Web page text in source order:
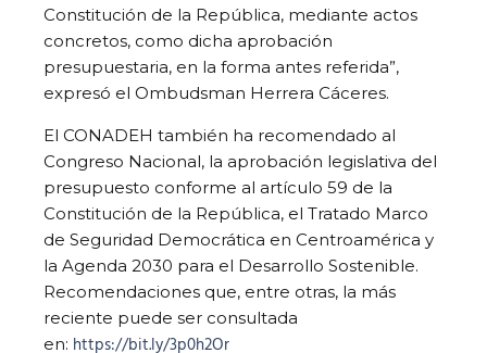
Constitución de la República, mediante actos
concretos, como dicha aprobación
presupuestaria, en la forma antes referida”,
expresó el Ombudsman Herrera Cáceres.
El CONADEH también ha recomendado al
Congreso Nacional, la aprobación legislativa del
presupuesto conforme al artículo 59 de la
Constitución de la República, el Tratado Marco
de Seguridad Democrática en Centroamérica y
la Agenda 2030 para el Desarrollo Sostenible.
Recomendaciones que, entre otras, la más
reciente puede ser consultada
en: https://bit.ly/3p0h2Or